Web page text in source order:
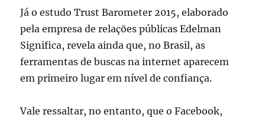
Já o estudo Trust Barometer 2015, elaborado
pela empresa de relações públicas Edelman
Significa, revela ainda que, no Brasil, as
ferramentas de buscas na internet aparecem
em primeiro lugar em nível de confiança.
Vale ressaltar, no entanto, que o Facebook,